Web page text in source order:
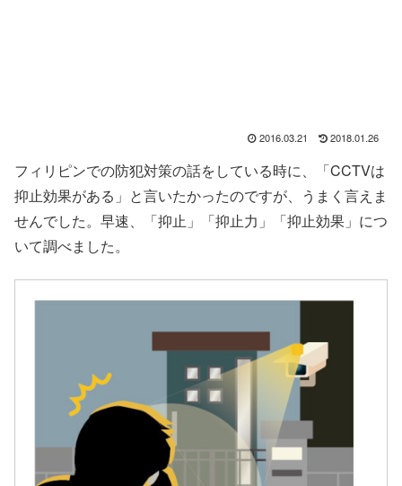
2016.03.21 2018.01.26
フィリピンでの防犯対策の話をしている時に、「CCTVは
抑止効果がある」と言いたかったのですが、うまく言えま
せんでした。早速、「抑止」「抑止力」「抑止効果」につ
いて調べました。